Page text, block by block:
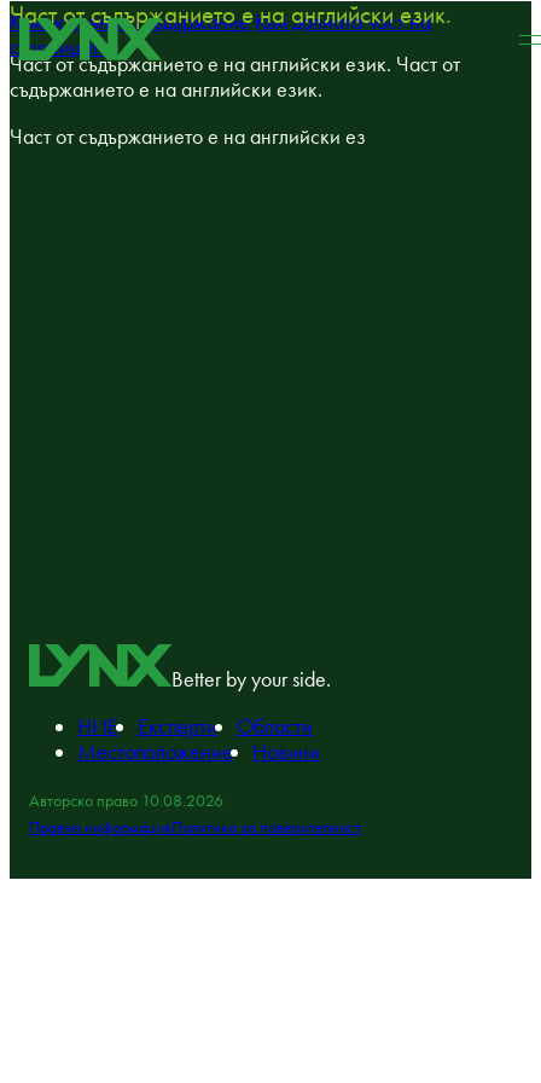
Към основното съдържание Към долната част на
страницата
Част от съдържанието е на английски език.
Част от съдържанието е на английски език. Част от
съдържанието е на английски език.
Част от съдържанието е на английски ез
Better by your side.
НИЕ
Експерти
Области
Местоположение
Новини
Авторско право 10.08.2026
Правна информацияПолитика за поверителност